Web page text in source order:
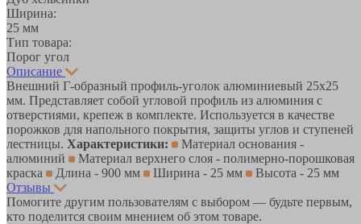
Ширина:
25 мм
Тип товара:
Порог угол
Описание
Внешний Г-образный профиль-уголок алюминиевый 25х25
мм. Представляет собой угловой профиль из алюминия с
отверстиями, крепеж в комплекте. Используется в качестве
порожков для напольного покрытия, защиты углов и ступеней
лестницы. Характеристики:
Материал основания -
алюминий
Материал верхнего слоя - полимерно-порошковая
краска
Длина - 900 мм Ширина - 25 мм
Высота - 25 мм
Отзывы
Помогите другим пользователям с выбором — будьте первым,
кто поделится своим мнением об этом товаре.